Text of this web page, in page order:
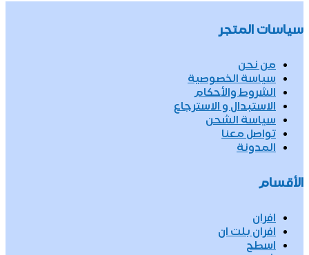
سياسات المتجر
من نحن
سياسة الخصوصية
الشروط والأحكام
الاستبدال و الاسترجاع
سياسة الشحن
تواصل معنا
المدونة
الأقسام
افران
افران بلت ان
اسطح